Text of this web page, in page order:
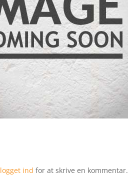
logget ind for at skrive en kommentar.